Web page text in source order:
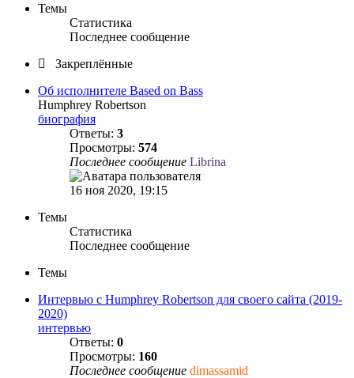
Темы
Статистика
Последнее сообщение
Закреплённые
Об исполнителе Based on Bass
Humphrey Robertson
биография
Ответы: 3
Просмотры: 574
Последнее сообщение Librina
16 ноя 2020, 19:15
Темы
Статистика
Последнее сообщение
Темы
Интервью с Humphrey Robertson для своего сайта (2019-
2020)
интервью
Ответы: 0
Просмотры: 160
Последнее сообщение dimassamid